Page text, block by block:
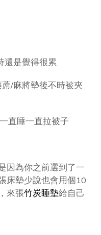
還是覺得很累
/麻將墊後不時被夾
直睡一直拉被子
因為你之前選到了一
床墊少說也會用個10
來張竹炭睡墊給自己